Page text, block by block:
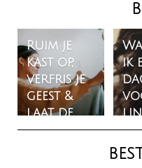
Ruim je
kast op,
verfris je
geest &
laat de
lente In je
ik